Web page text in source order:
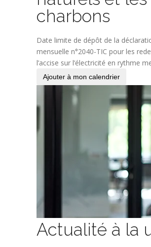
charbons
Date limite de dépôt de la
mensuelle n°2040-TIC pour les
l’accise sur l’électricité en rythme
Ajouter à mon calendrier
Actualité à la